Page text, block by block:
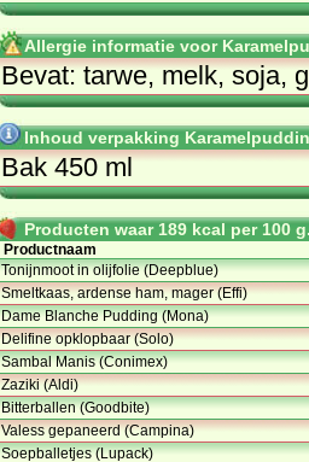
Allergie informatie voor
Bevat: tarwe, melk, soja,
Inhoud verpakking
Bak 450 ml
Producten waar 189 kcal per 100
Productnaam
Tonijnmoot in olijfolie (Deepblue)
Smeltkaas, ardense ham, mager (Effi)
Dame Blanche Pudding (Mona)
Delifine opklopbaar (Solo)
Sambal Manis (Conimex)
Zaziki (Aldi)
Bitterballen (Goodbite)
Valess gepaneerd (Campina)
Soepballetjes (Lupack)